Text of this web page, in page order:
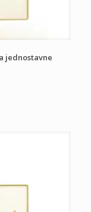
jednostavne